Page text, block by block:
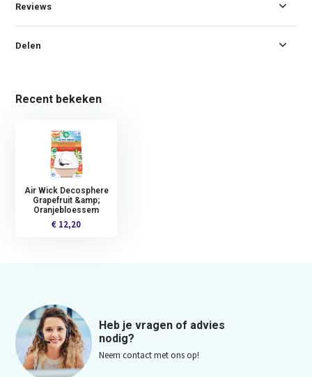
Reviews
Delen
Recent bekeken
Air Wick Decosphere
Grapefruit &amp;
Oranjebloessem
€ 12,20
Heb je vragen of advies
nodig?
Neem contact met ons op!